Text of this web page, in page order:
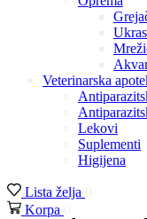
Veterinarska
Lekovi
Suplementi
Higijena
Lista želja 0
Korpa 0